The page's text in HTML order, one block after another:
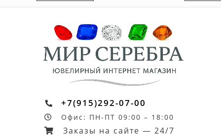
+7(915)292-07-00
Офис: ПН-ПТ 09:00 – 18:00
Заказы на сайте — 24/7